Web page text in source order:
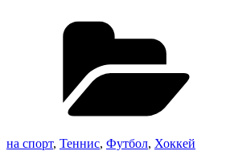
на спорт, Теннис, Футбол, Хоккей